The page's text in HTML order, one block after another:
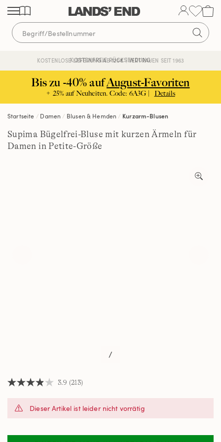
Direkt
zum
Inhalt
Direkt
zur
Navigation
Direkt
zur
Suche
KOSTENLOSE LIEFERUNG AB 120€ | VERTRAUEN SEIT 1963
KOSTENFREIE RÜCKSENDUNG
Bis zu -40% aufAugust-Favoriten
+ 25% auf Neuheiten. Code: 6A3G | Details
Startseite Damen Blusen & Hemden Kurzarm-Blusen
Supima Bügelfrei-Bluse mit kurzen Ärmeln für
Damen in Petite-Größe
/
3.9
Sternen,
Bewertung.
3.9 (213)
Dieser Artikel ist leider nicht vorrätig